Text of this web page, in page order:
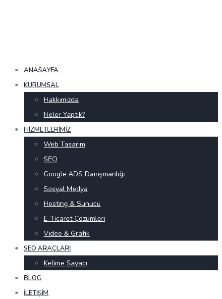
ANASAYFA
KURUMSAL
Hakkımızda
Neler Yaptık?
HIZMETLERIMIZ
Web Tasarım
SEO
Google ADS Danışmanlığı
Sosyal Medya
Hosting & Sunucu
E-Ticaret Çözümleri
Video & Grafik
SEO ARAÇLARI
Kelime Sayacı
BLOG
İLETIŞIM